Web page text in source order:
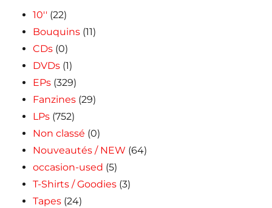
10'' (22)
Bouquins (11)
CDs (0)
DVDs (1)
EPs (329)
Fanzines (29)
LPs (752)
Non classé (0)
Nouveautés / NEW (64)
occasion-used (5)
T-Shirts / Goodies (3)
Tapes (24)